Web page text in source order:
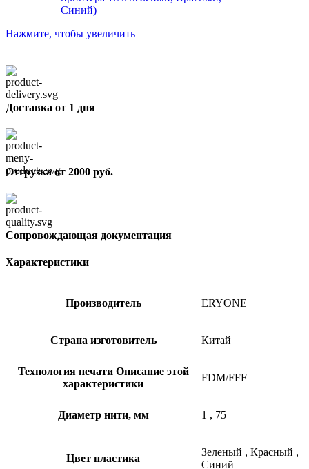
Нажмите, чтобы увеличить
Доставка от 1 дня
Отгрузка от 2000 руб.
Сопровождающая документация
Характеристики
Производитель ERYONE
Страна изготовитель Китай
Технология печати Описание этой
характеристики
FDM/FFF
Диаметр нити, мм 1 , 75
Цвет пластика
Зеленый , Красный ,
Синий